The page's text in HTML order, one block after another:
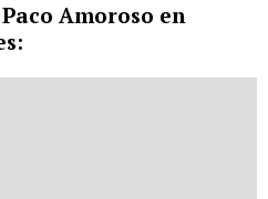
Amoroso en